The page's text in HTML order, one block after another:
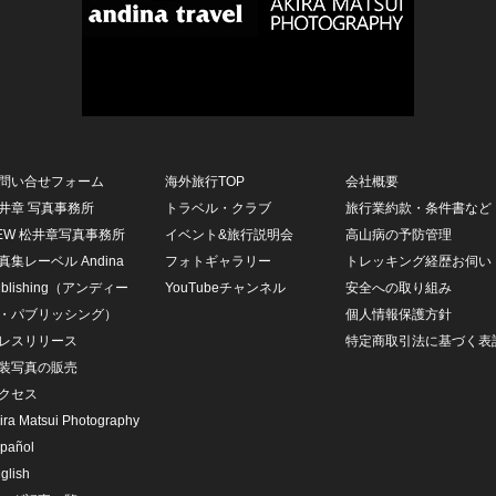
い合せフォーム
章 写真事務所
松井章写真事務所
集レーベル Andina
（アンディー
パブリッシング）
スリリース
写真の販売
セス
Matsui Photography
海外旅行TOP
トラベル・クラブ
イベント&旅行説明会
フォトギャラリー
YouTubeチャンネル
会社概要
旅行業約款・条件書など
高山病の予防管理
トレッキング経歴お伺い
安全への取り組み
個人情報保護方針
特定商取引法に基づく表